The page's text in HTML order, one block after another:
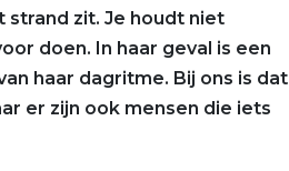
strand zit. Je houdt niet
doen. In haar geval is een
haar dagritme. Bij ons is dat
er zijn ook mensen die iets